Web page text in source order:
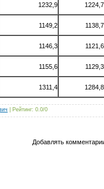
1232,9
1149,2
1146,3
1155,6
1311,4
Рейтинг: 0.0/0
Добавлять